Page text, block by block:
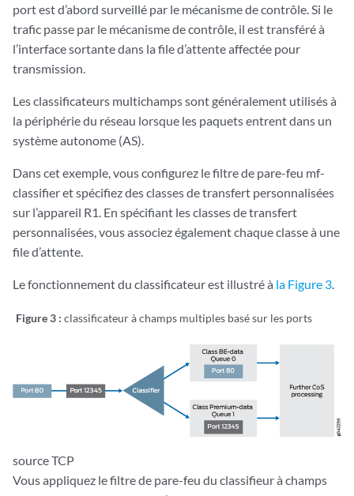
port est d’abord surveillé par le mécanisme de contrôle. Si le
trafic passe par le mécanisme de contrôle, il est transféré à
l’interface sortante dans la file d’attente affectée pour
transmission.
Les classificateurs multichamps sont généralement utilisés à
la périphérie du réseau lorsque les paquets entrent dans un
système autonome (AS).
Dans cet exemple, vous configurez le filtre de pare-feu mf-
classifier et spécifiez des classes de transfert personnalisées
sur l’appareil R1. En spécifiant les classes de transfert
personnalisées, vous associez également chaque classe à une
file d’attente.
Le fonctionnement du classificateur est illustré à la Figure 3.
Figure 3 : classificateur à champs multiples basé sur les ports
source TCP
Vous appliquez le filtre de pare-feu du classifieur à champs